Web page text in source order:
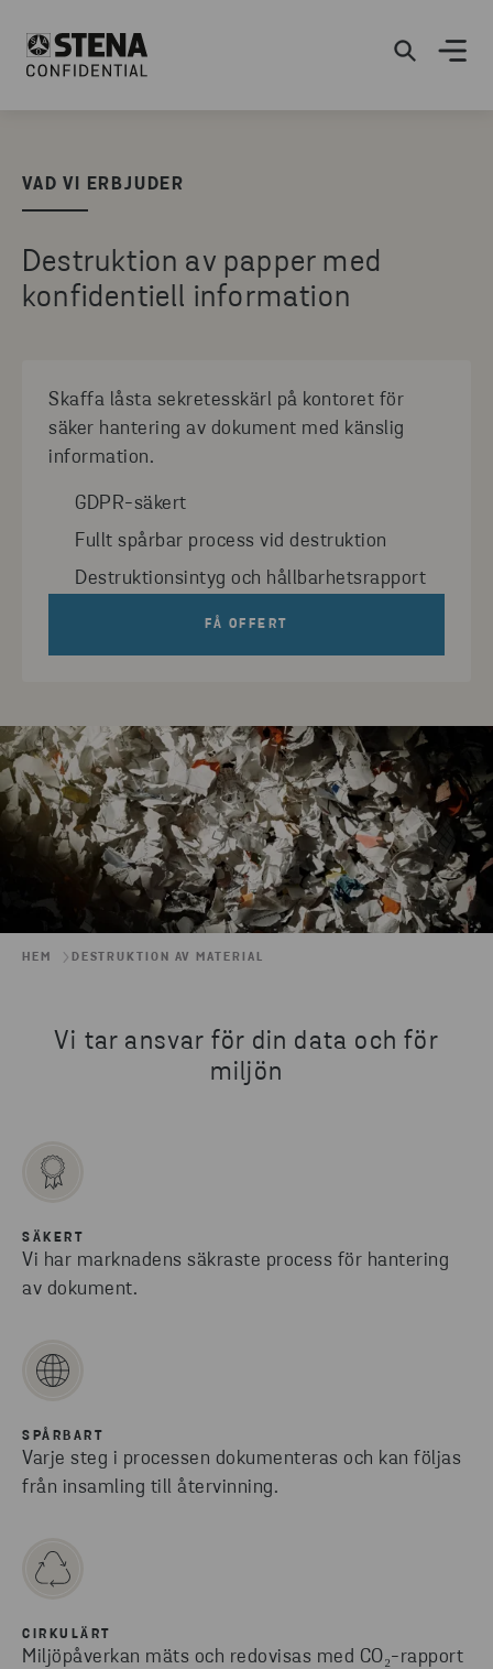
VAD VI ERBJUDER
Destruktion av papper med
konfidentiell information
Skaffa låsta sekretesskärl på kontoret för
säker hantering av dokument med känslig
information.
GDPR-säkert
Fullt spårbar process vid destruktion
Destruktionsintyg och hållbarhetsrapport
FÅ OFFERT
HEM DESTRUKTION AV MATERIAL
Vi tar ansvar för din data och för
miljön
SÄKERT
Vi har marknadens säkraste process för hantering
av dokument.
SPÅRBART
Varje steg i processen dokumenteras och kan följas
från insamling till återvinning.
CIRKULÄRT
Miljöpåverkan mäts och redovisas med CO₂-rapport